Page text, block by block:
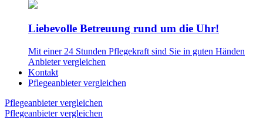
Liebevolle Betreuung rund um die Uhr!
Mit einer 24 Stunden Pflegekraft sind Sie in guten Händen
Anbieter vergleichen
Kontakt
Pflegeanbieter vergleichen
Pflegeanbieter vergleichen
Pflegeanbieter vergleichen